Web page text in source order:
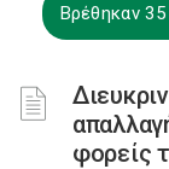
Βρέθηκαν
φορείς